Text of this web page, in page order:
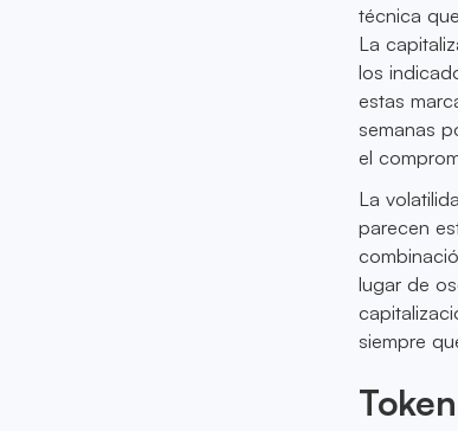
técnica
La
los
estas
semanas
el
La
parecen
lugar de
siempre